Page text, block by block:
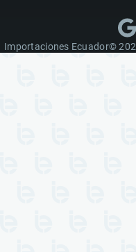
Importaciones Ecuador©